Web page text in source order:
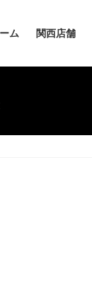
ム 関西店舗